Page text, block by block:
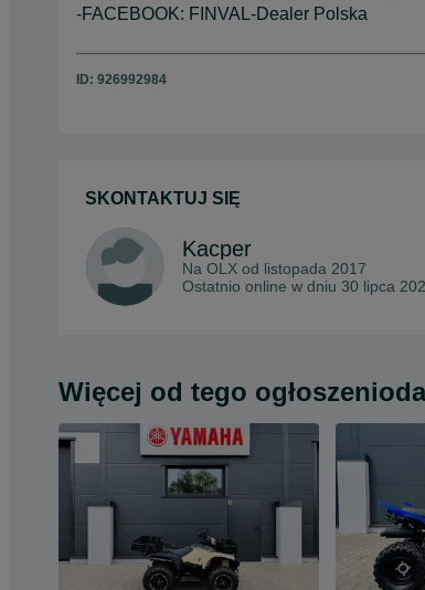
-FACEBOOK: FINVAL-Dealer Polska
ID: 926992984
SKONTAKTUJ SIĘ
Kacper
Na OLX od listopada 2017
Ostatnio online w dniu 30 lipca
Więcej od tego